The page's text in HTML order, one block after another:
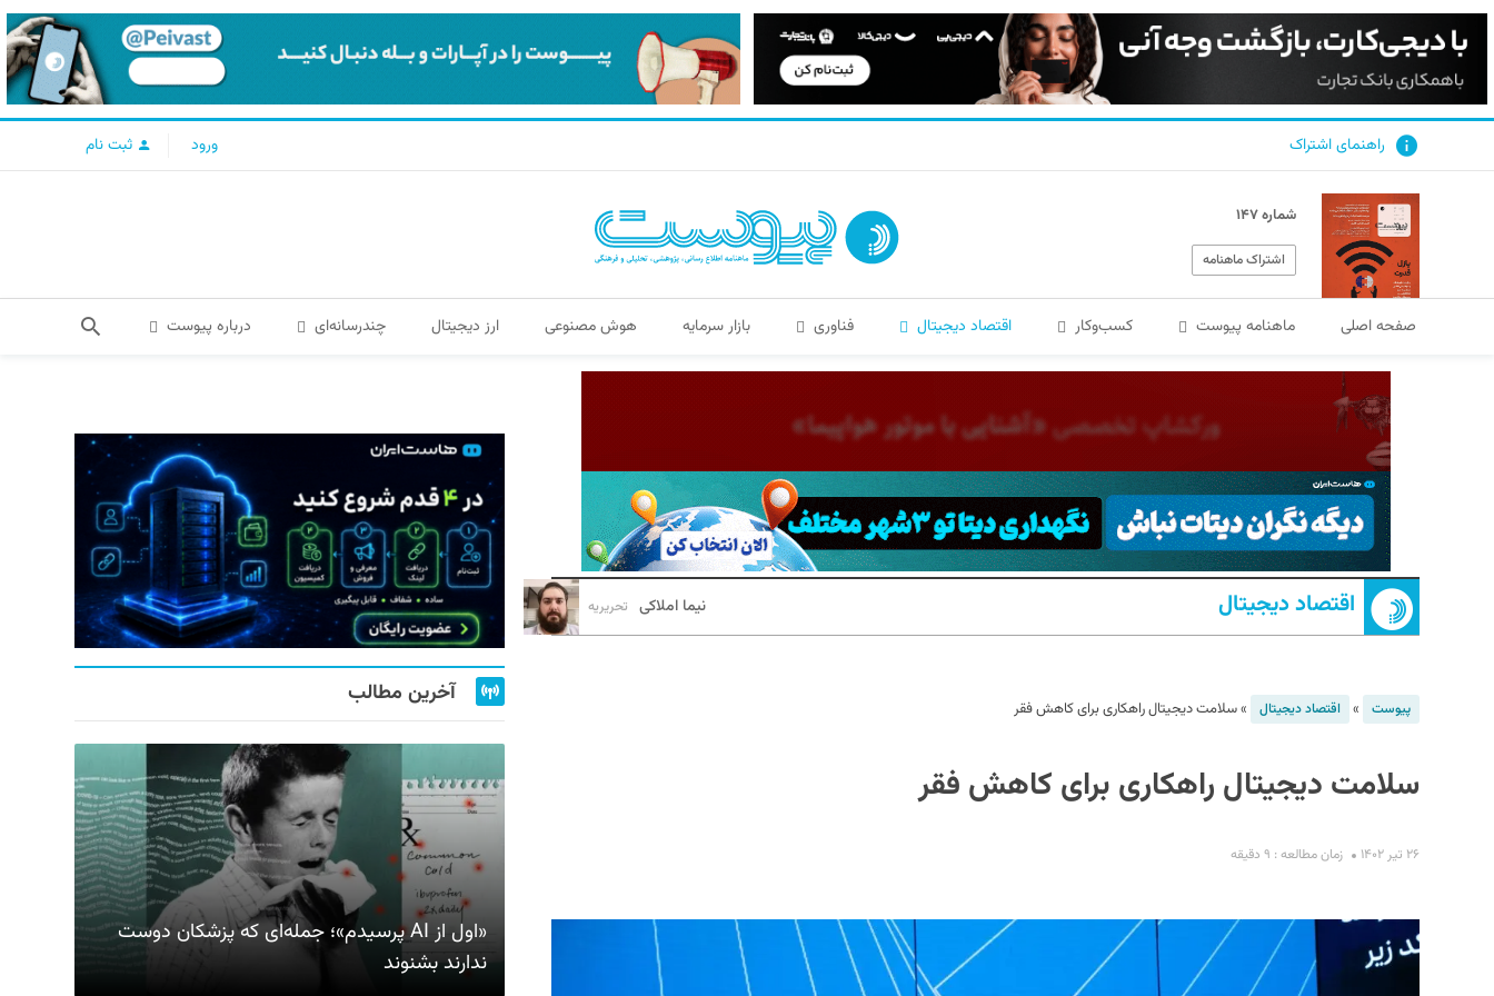
راهنمای اشتراک ورود ثبت نام
شماره ۱۴۷
اشتراک ماهنامه
صفحه اصلی ماهنامه پیوست کسب‌و‌کار اقتصاد دیجیتال فناوری بازار سرمایه هوش مصنوعی ارز دیجیتال چندرسانه‌ای درباره پیوست
اقتصاد دیجیتال نیما املاکی تحریریه
پیوست » اقتصاد دیجیتال »سلامت دیجیتال راهکاری برای کاهش فقر
سلامت دیجیتال راهکاری برای کاهش فقر
۲۶ تیر ۱۴۰۲ زمان مطالعه : ۹ دقیقه
آخرین مطالب
«اول از AI پرسیدم»؛ جمله‌ای که پزشکان دوست
ندارند بشنوند